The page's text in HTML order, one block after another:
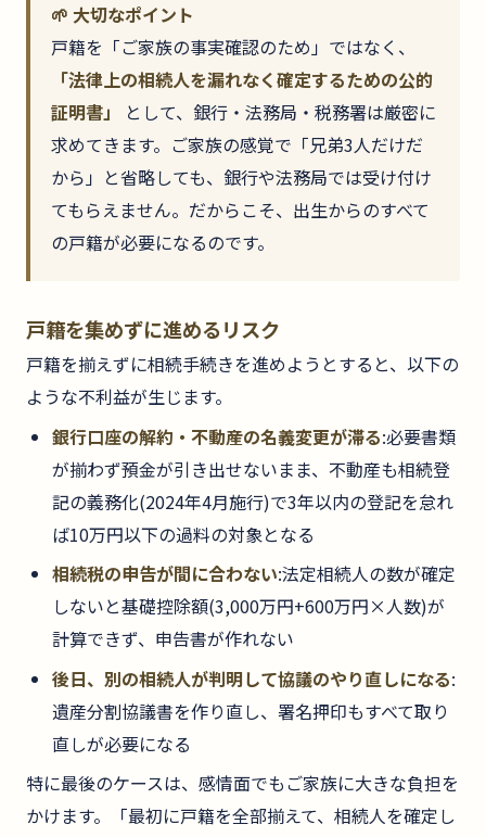
🌱 大切なポイント
戸籍を「ご家族の事実確認のため」ではなく、
「法律上の相続人を漏れなく確定するための公的
証明書」
として、銀行・法務局・税務署は厳密に
求めてきます。ご家族の感覚で「兄弟3人だけだ
から」と省略しても、銀行や法務局では受け付け
てもらえません。だからこそ、出生からのすべて
の戸籍が必要になるのです。
戸籍を集めずに進めるリスク
戸籍を揃えずに相続手続きを進めようとすると、以下の
ような不利益が生じます。
銀行口座の解約・不動産の名義変更が滞る:必要書類
が揃わず預金が引き出せないまま、不動産も相続登
記の義務化(2024年4月施行)で3年以内の登記を怠れ
ば10万円以下の過料の対象となる
相続税の申告が間に合わない:法定相続人の数が確定
しないと基礎控除額(3,000万円+600万円×人数)が
計算できず、申告書が作れない
後日、別の相続人が判明して協議のやり直しになる:
遺産分割協議書を作り直し、署名押印もすべて取り
直しが必要になる
特に最後のケースは、感情面でもご家族に大きな負担を
かけます。「最初に戸籍を全部揃えて、相続人を確定し